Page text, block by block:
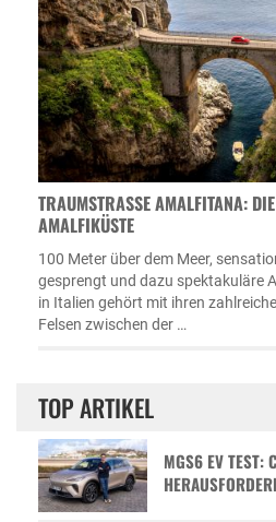
TRAUMSTRASSE AMALFITANA: DIE
MALFIKÜSTE
100 Meter über dem Meer,
gesprengt und dazu spektakuläre
in Italien gehört mit ihren
Felsen zwischen der …
TOP ARTIKEL
MGS6 EV TEST: